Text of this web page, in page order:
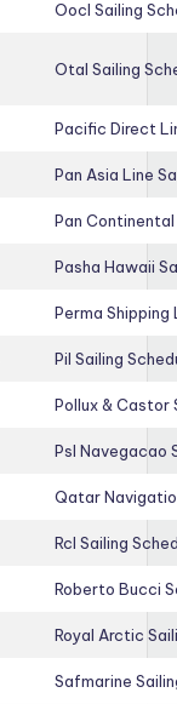
Oocl Sailing
Otal Sailing
Pacific Direct
Pan Asia Line
Pan Continental
Pasha Hawaii
Perma Shipping
Pil Sailing
Pollux & Castor
Psl Navegacao
Qatar
Rcl Sailing
Roberto Bucci
Royal Arctic
Safmarine